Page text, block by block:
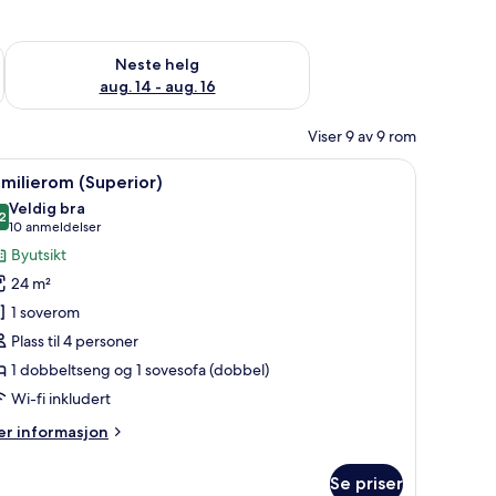
7 - aug. 9
Neste helg
aug. 14 - aug. 16
Sjekk tilgjengelighet for neste helg, aug. 14 - aug. 16
Viser 9 av 9 rom
skrivebord og skrivebord for bærbar PCFamilierom (Superior) | Safe på rommet,
6 (Superior)
av 10
Veldig bra
10 anmeldelser
(10
anmeldelser)
Byutsikt
24 m²
1 soverom
Plass til 4 personer
1 dobbeltseng og 1 sovesofa (dobbel)
Wi-fi inkludert
informasjon
Se priser